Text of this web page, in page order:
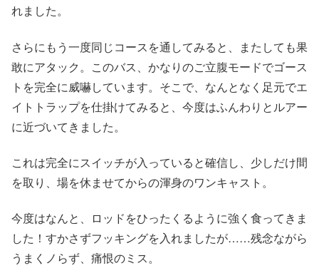
れました。
さらにもう一度同じコースを通してみると、またしても果
敢にアタック。このバス、かなりのご立腹モードでゴース
トを完全に威嚇しています。そこで、なんとなく足元でエ
イトトラップを仕掛けてみると、今度はふんわりとルアー
に近づいてきました。
これは完全にスイッチが入っていると確信し、少しだけ間
を取り、場を休ませてからの渾身のワンキャスト。
今度はなんと、ロッドをひったくるように強く食ってきま
した！すかさずフッキングを入れましたが……残念ながら
うまくノらず、痛恨のミス。